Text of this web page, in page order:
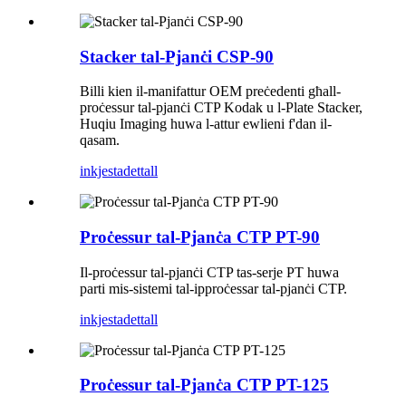
Stacker tal-Pjanċi CSP-90
Billi kien il-manifattur OEM preċedenti għall-
proċessur tal-pjanċi CTP Kodak u l-Plate Stacker,
Huqiu Imaging huwa l-attur ewlieni f'dan il-
qasam.
inkjestadettall
Proċessur tal-Pjanċa CTP PT-90
Il-proċessur tal-pjanċi CTP tas-serje PT huwa
parti mis-sistemi tal-ipproċessar tal-pjanċi CTP.
inkjestadettall
Proċessur tal-Pjanċa CTP PT-125